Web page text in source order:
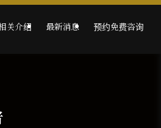
关介绍 最新消息 预约免费咨询